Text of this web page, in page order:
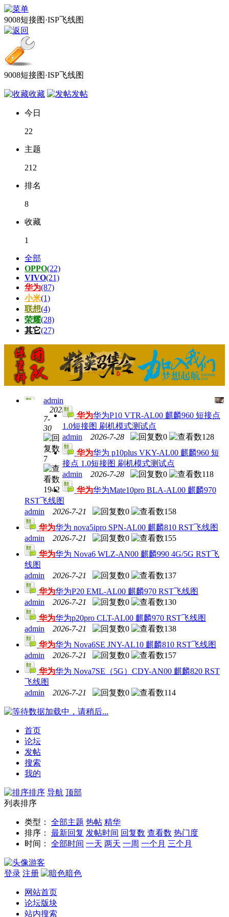
9008短接图·ISP飞线图
9008短接图·ISP飞线图
收藏 发帖
今日
22
主题
212
排名
8
收藏
1
全部
OPPO(22)
VIVO(21)
华为(87)
小米(1)
联想(4)
荣耀(28)
其它(27)
LNA-
9008
深度
短接
图 测
试点
Test
Point
admin
2025-
7-
30
7
1942
华为华为P10 VTR-AL00 麒麟960 短接点
1.0短接图 刷机模式测试点
admin
2026-7-28 0
128
华为华为 p10plus VKY-AL00 麒麟960 短
接点 1.0短接图 刷机模式测试点
admin
2026-7-28 0
118
华为华为Mate10pro BLA-AL00 麒麟970
RST飞线图
admin
2026-7-21 0
158
华为华为 nova5ipro SPN-AL00 麒麟810 RST飞线图
admin
2026-7-21 0
155
华为华为 Nova6 WLZ-AN00 麒麟990 4G/5G RST飞
线图
admin
2026-7-21 0
137
华为华为P20 EML-AL00 麒麟970 RST飞线图
admin
2026-7-21 0
130
华为华为p20pro CLT-AL00 麒麟970 RST飞线图
admin
2026-7-21 0
138
华为华为 Nova6SE JNY-AL10 麒麟810 RST飞线图
admin
2026-7-21 0
157
华为华为 Nova7SE（5G）CDY-AN00 麒麟820 RST
飞线图
admin
2026-7-21 0 114
数据加载中，请稍后...
首页
论坛
发帖
搜索
我的
排序 导航 顶部
列表排序
类型： 全部主题 热帖 精华
排序：
最新回复 发帖时间 回复数 查看数 热门度
时间：
全部时间 一天 两天 一周 一个月 三个月
游客
登录 注册 暗色
网站首页
论坛版块
站内搜索